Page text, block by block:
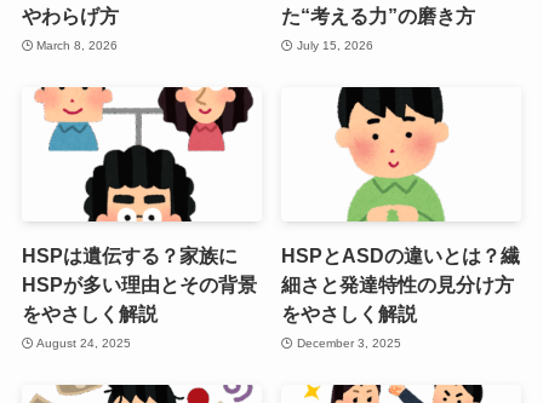
やわらげ方
March 8, 2026
た“考える力”の磨き方
July 15, 2026
HSPは遺伝する？家族に
HSPが多い理由とその背景
をやさしく解説
August 24, 2025
HSPとASDの違いとは？繊
細さと発達特性の見分け方
をやさしく解説
December 3, 2025